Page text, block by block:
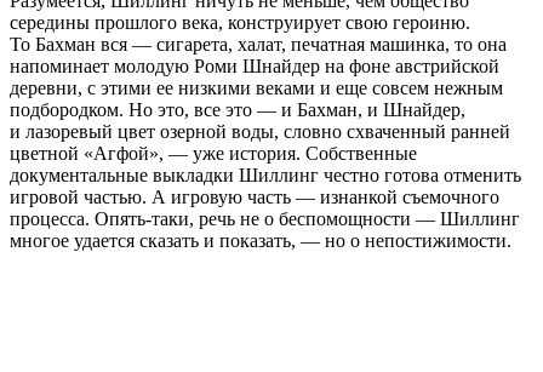
середины прошлого века, конструирует свою героиню.
То Бахман вся — сигарета, халат, печатная машинка, то она
напоминает молодую Роми Шнайдер на фоне австрийской
деревни, с этими ее низкими веками и еще совсем нежным
подбородком. Но это, все это — и Бахман, и Шнайдер,
и лазоревый цвет озерной воды, словно схваченный ранней
цветной «Агфой», — уже история. Собственные
документальные выкладки Шиллинг честно готова отменить
игровой частью. А игровую часть — изнанкой съемочного
процесса. Опять-таки, речь не о беспомощности — Шиллинг
многое удается сказать и показать, — но о непостижимости.